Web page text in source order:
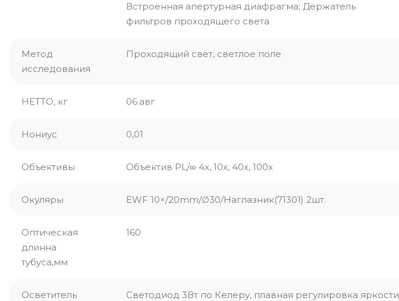
Встроенная апертурная диафрагма; Держатель
фильтров проходящего света
Метод
исследования
Проходящий свет, светлое поле
НЕТТО, кг 06.авг
Нониус 0,01
Объективы Объектив PL/∞ 4x, 10х, 40х, 100х
Окуляры EWF 10×/20mm/∅30/Наглазник(71301) 2шт.
Оптическая
длинна
тубуса,мм
160
Осветитель
Светодиод 3Вт по Келеру, плавная регулировка яркости